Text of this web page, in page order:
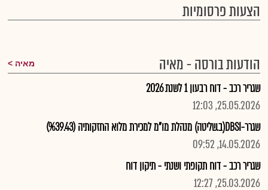
הצעות פרסומיות
הודעות בורסה - מאיה מאיה
שגריר רכב - דוח רבעון 1 לשנת 2026
25.05.2026, 12:03
שגרר-DBSI(ב.שליטה) מנהלת מו"מ למכירת מלוא החזקותיה (%39.43)
14.05.2026, 09:52
שגריר רכב - דוח תקופתי ושנתי - תיקון דוח
25.03.2026, 12:27